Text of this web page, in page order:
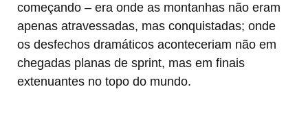
começando – era onde as montanhas não eram
apenas atravessadas, mas conquistadas; onde
os desfechos dramáticos aconteceriam não em
chegadas planas de sprint, mas em finais
extenuantes no topo do mundo.